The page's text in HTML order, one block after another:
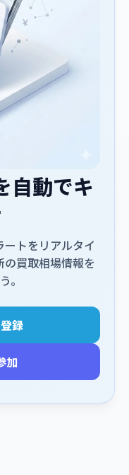
自動でキ
トをリアルタイ
買取相場情報を
。
録
加